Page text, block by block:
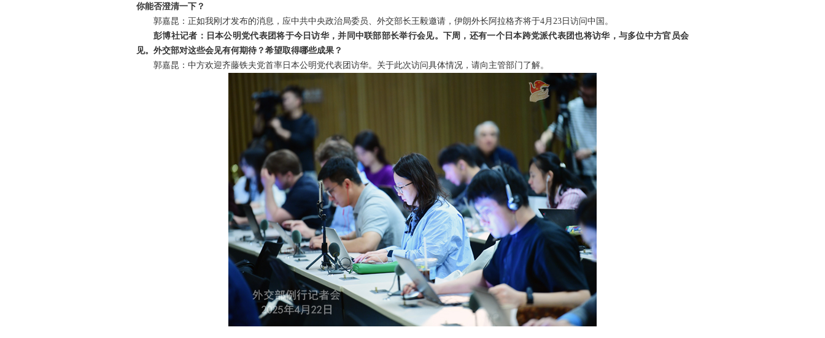
你能否澄清一下？
郭嘉昆：正如我刚才发布的消息，应中共中央政治局委员、外交部长王毅邀请，伊朗外长阿拉格齐将于4月23日访问中国。
彭博社记者：日本公明党代表团将于今日访华，并同中联部部长举行会见。下周，还有一个日本跨党派代表团也将访华，与多位中方官员会
见。外交部对这些会见有何期待？希望取得哪些成果？
郭嘉昆：中方欢迎齐藤铁夫党首率日本公明党代表团访华。关于此次访问具体情况，请向主管部门了解。